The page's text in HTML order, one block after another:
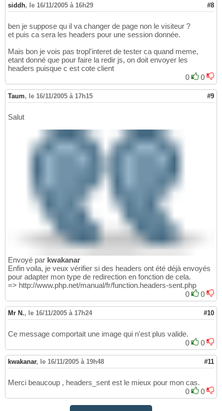
siddh, le 16/11/2005 à 16h29 #8
ben je suppose qu il va changer de page non le visiteur ?
et puis ca sera les headers pour une session donnée.
Mais bon je vois pas tropl'interet de tester ca quand meme,
etant donné que pour faire la redir js, on doit envoyer les
headers puisque c est cote client
0
0
Taum, le 16/11/2005 à 17h15 #9
Salut
Envoyé par kwakanar
Enfin voila, je veux vérifier si des headers ont été déjà envoyés
pour adapter mon type de redirection en fonction de cela.
=> http://www.php.net/manual/fr/function.headers-sent.php
0
0
Mr N., le 16/11/2005 à 17h24 #10
Ce message comportait une image qui n'est plus valide.
0
0
kwakanar, le 16/11/2005 à 19h48 #11
Merci beaucoup , headers_sent est le mieux pour mon cas.
0
0